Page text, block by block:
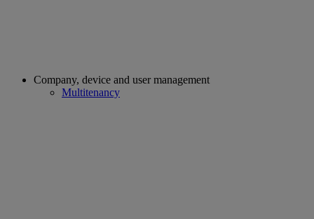
Company, device and user management
Multitenancy